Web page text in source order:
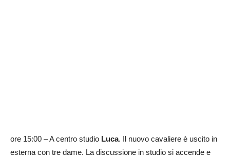
ore 15:00 – A centro studio Luca. Il nuovo cavaliere è uscito in
esterna con tre dame. La discussione in studio si accende e